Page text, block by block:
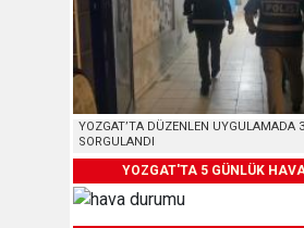
YOZGAT’TA DÜZENLEN UYGULAMADA
SORGULANDI
YOZGAT'TA 5 GÜNLÜK